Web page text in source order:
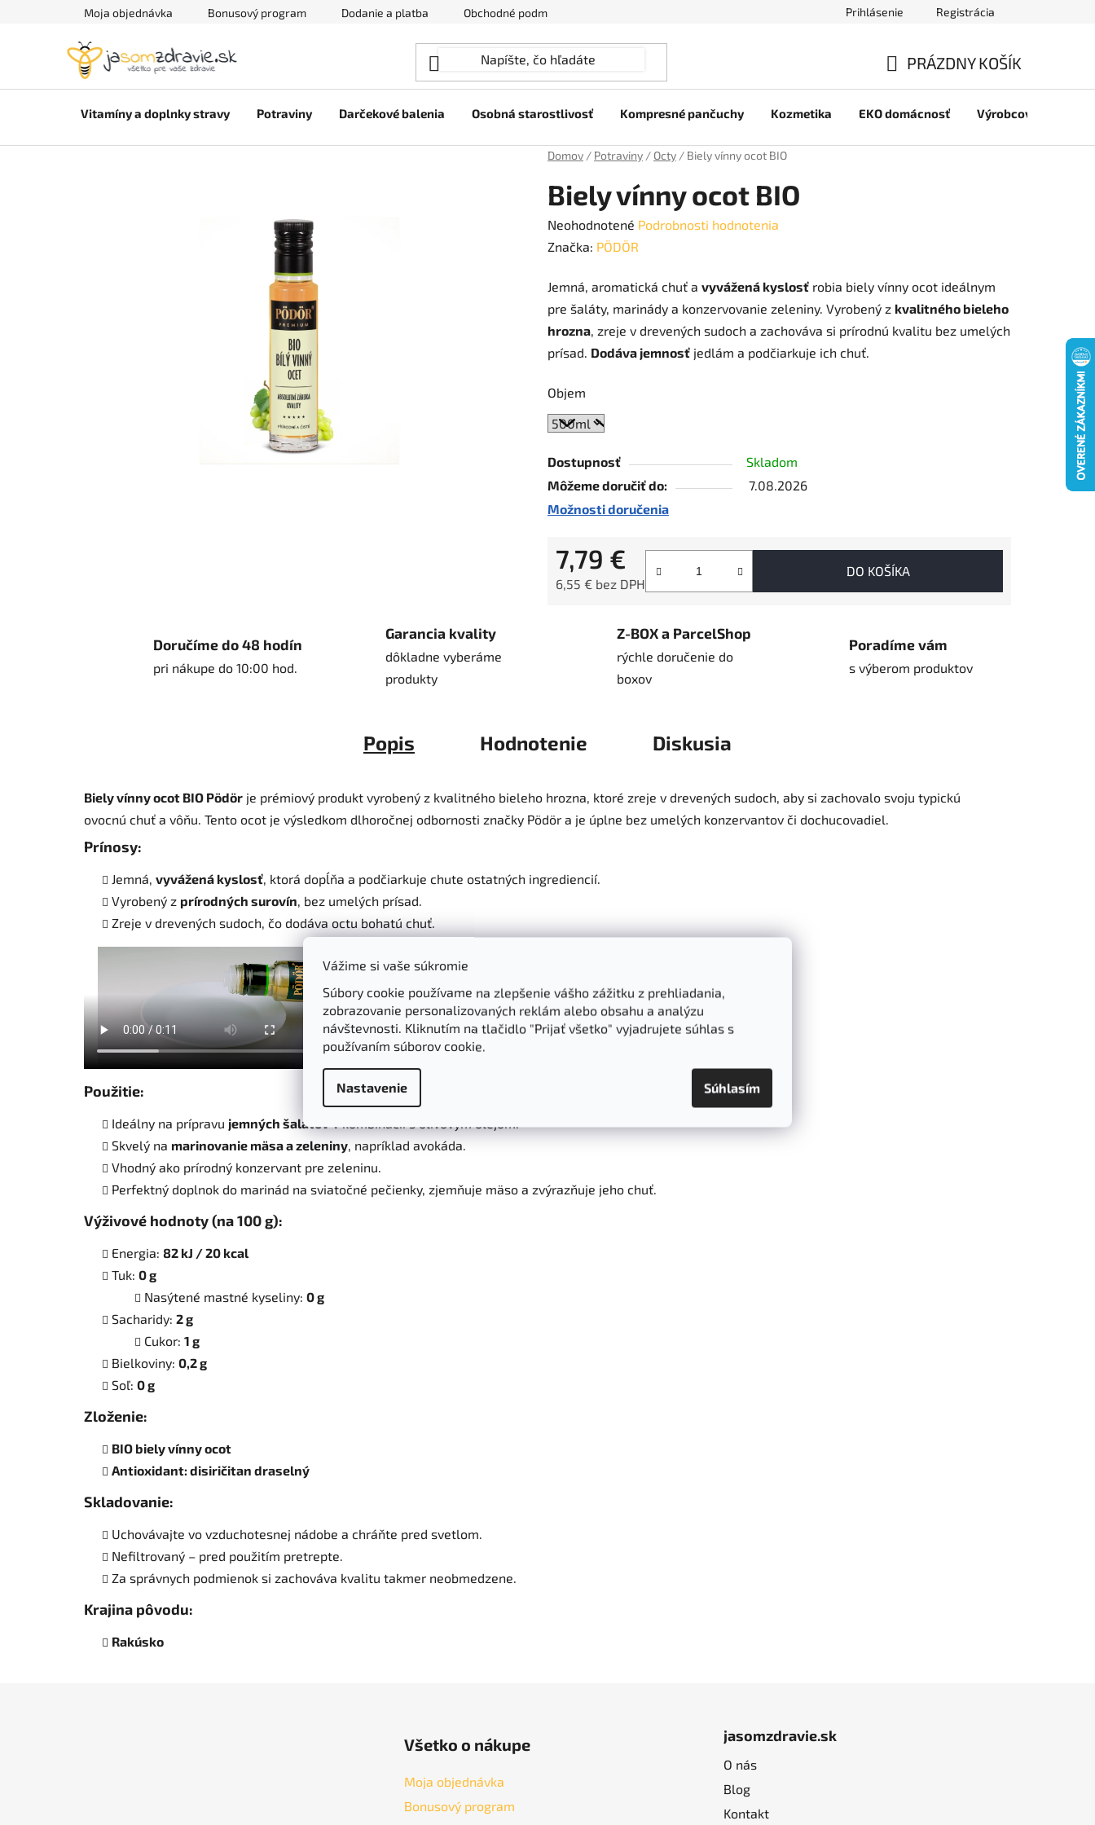
Vážime si vaše súkromie
Súbory cookie používame na zlepšenie vášho zážitku z prehliadania,
zobrazovanie personalizovaných reklám alebo obsahu a analýzu
návštevnosti. Kliknutím na tlačidlo "Prijať všetko" vyjadrujete súhlas s
používaním súborov cookie.
Nastavenie Súhlasím
Moja objednávka Bonusový program Dodanie a platba Obchodné podmienky Prihlásenie Registrácia
KOŠÍK
PRÁZDNY KOŠÍK
Vitamíny a doplnky stravy Potraviny Darčekové balenia Osobná starostlivosť Kompresné pančuchy Kozmetika EKO domácnosť Výrobcovia
Domov / Potraviny / Octy / Biely vínny ocot BIO
Biely vínny ocot BIO
Priemerné
hodnotenie
je
0,0
z
5
Neohodnotené Podrobnosti hodnotenia
Značka: PÖDÖR
Jemná, aromatická chuť a vyvážená kyslosť robia biely vínny ocot ideálnym
pre šaláty, marinády a konzervovanie zeleniny. Vyrobený z kvalitného bieleho
hrozna, zreje v drevených sudoch a zachováva si prírodnú kvalitu bez umelých
prísad. Dodáva jemnosť jedlám a podčiarkuje ich chuť.
Objem
Dostupnosť
Skladom
Môžeme doručiť do:
7.08.2026
Možnosti doručenia
7,79 €
6,55 € bez DPH
DO KOŠÍKA
Doručíme do 48 hodín
pri nákupe do 10:00 hod.
Garancia kvality
dôkladne vyberáme
produkty
Z-BOX a ParcelShop
rýchle doručenie do
boxov
Poradíme vám
s výberom produktov
Popis Hodnotenie Diskusia
Biely vínny ocot BIO Pödör je prémiový produkt vyrobený z kvalitného bieleho hrozna, ktoré zreje v drevených sudoch, aby si zachovalo svoju typickú
ovocnú chuť a vôňu. Tento ocot je výsledkom dlhoročnej odbornosti značky Pödör a je úplne bez umelých konzervantov či dochucovadiel.
Prínosy:
Jemná, vyvážená kyslosť, ktorá dopĺňa a podčiarkuje chute ostatných ingrediencií.
Vyrobený z prírodných surovín, bez umelých prísad.
Zreje v drevených sudoch, čo dodáva octu bohatú chuť.
Použitie:
Ideálny na prípravu jemných šalátovv kombinácii s olivovým olejom.
Skvelý na marinovanie mäsa a zeleniny, napríklad avokáda.
Vhodný ako prírodný konzervant pre zeleninu.
Perfektný doplnok do marinád na sviatočné pečienky, zjemňuje mäso a zvýrazňuje jeho chuť.
Výživové hodnoty (na 100 g):
Energia: 82 kJ / 20 kcal
Tuk: 0 g
Nasýtené mastné kyseliny: 0 g
Sacharidy: 2 g
Cukor: 1 g
Bielkoviny: 0,2 g
Soľ: 0 g
Zloženie:
BIO biely vínny ocot
Antioxidant: disiričitan draselný
Skladovanie:
Uchovávajte vo vzduchotesnej nádobe a chráňte pred svetlom.
Nefiltrovaný – pred použitím pretrepte.
Za správnych podmienok si zachováva kvalitu takmer neobmedzene.
Krajina pôvodu:
Rakúsko
Všetko o nákupe
Moja objednávka
Bonusový program
jasomzdravie.sk
O nás
Blog
Kontakt